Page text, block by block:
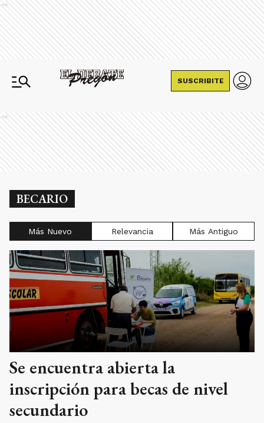
Ads
SUSCRIBITE
Ads
BECARIO
Más Nuevo Relevancia Más Antiguo
Se encuentra abierta la
inscripción para becas de nivel
secundario